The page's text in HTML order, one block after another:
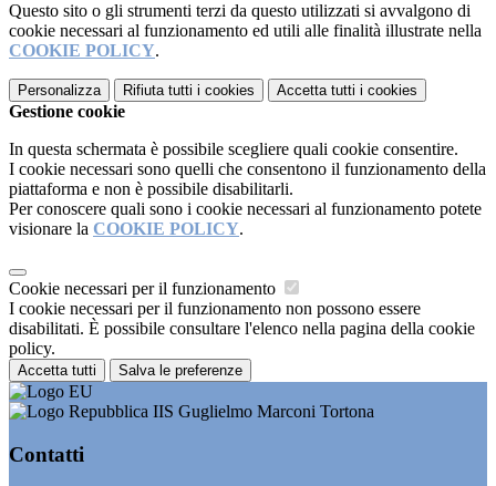
Questo sito o gli strumenti terzi da questo utilizzati si avvalgono di
cookie necessari al funzionamento ed utili alle finalità illustrate nella
COOKIE POLICY.
Personalizza Rifiuta tutti i cookies Accetta tutti i cookies
Gestione cookie
In questa schermata è possibile scegliere quali cookie consentire.
I cookie necessari sono quelli che consentono il funzionamento della
piattaforma e non è possibile disabilitarli.
Per conoscere quali sono i cookie necessari al funzionamento potete
visionare la COOKIE POLICY.
Cookie necessari per il funzionamento
I cookie necessari per il funzionamento non possono essere
disabilitati. È possibile consultare l'elenco nella pagina della cookie
policy.
Accetta tutti Salva le preferenze
IIS Guglielmo Marconi Tortona
Contatti